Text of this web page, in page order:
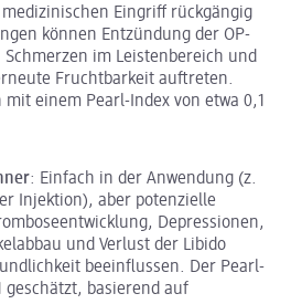
Eingriff rückgängig
können Entzündung der OP-
im Leistenbereich und
Fruchtbarkeit auftreten.
einem Pearl-Index von etwa 0,1
: Einfach in der Anwendung (z.
Injektion), aber potenzielle
Depressionen,
und Verlust der Libido
beeinflussen. Der Pearl-
geschätzt, basierend auf